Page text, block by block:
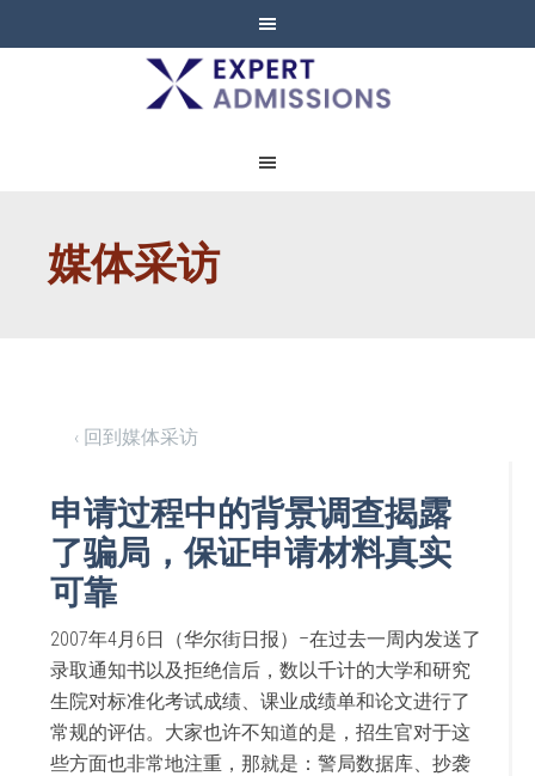
EXPERT
ADMISSIONS
媒体采访
‹ 回到媒体采访
申请过程中的背景调查揭露
了骗局，保证申请材料真实
可靠
2007年4月6日（华尔街日报）–在过去一周内发送了
录取通知书以及拒绝信后，数以千计的大学和研究
生院对标准化考试成绩、课业成绩单和论文进行了
常规的评估。大家也许不知道的是，招生官对于这
些方面也非常地注重，那就是：警局数据库、抄袭